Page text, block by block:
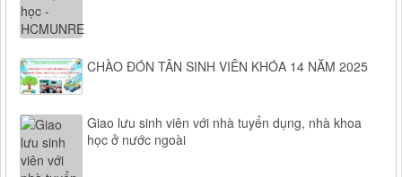
CHÀO ĐÓN TÂN SINH VIÊN KHÓA 14 NĂM 2025
Giao lưu sinh viên với nhà tuyển dụng, nhà khoa
học ở nước ngoài